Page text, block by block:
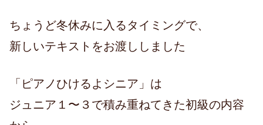
ちょうど冬休みに入るタイミングで、
新しいテキストをお渡ししました
「ピアノひけるよシニア」は
ジュニア１〜３で積み重ねてきた初級の内容